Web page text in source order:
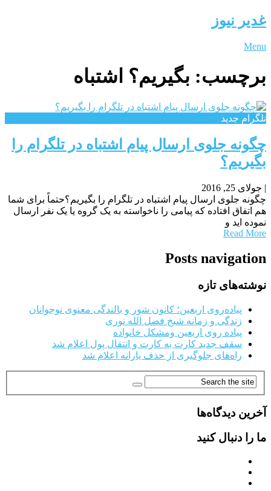
غدیر نیوز
Menu
برچسب: بگیریم؟ اشتباه
تلگرام جدید
چگونه جلوی ارسال پیام اشتباه در تلگرام را
بگیریم؟
| جولای 25, 2016
چگونه جلوی ارسال پیام اشتباه در تلگرام را بگیریم؟حتماً برای شما
هم اتفاق افتاده که پیامی را ناخواسته به یک گروه یا یک نفر ارسال
نموده اید و
Read More
Posts navigation
نوشته‌های تازه
پیاده‌روی اربعین؛ کانون شور و بالندگی معنوی نوجوانان
زندگی و زمانه شیخ فضل الله نوری
پیاده روی اربعین ومشکل خانواده
سقف جدید کارت به کارت و انتقال پول اعلام شد
راه‌های جلوگیری از حذف یارانه اعلام شد
آخرین دیدگاه‌ها
ما را دنبال کنید